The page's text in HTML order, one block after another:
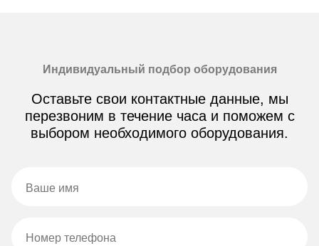
Индивидуальный подбор оборудования
Оставьте свои контактные данные, мы
перезвоним в течение часа и поможем с
выбором необходимого оборудования.